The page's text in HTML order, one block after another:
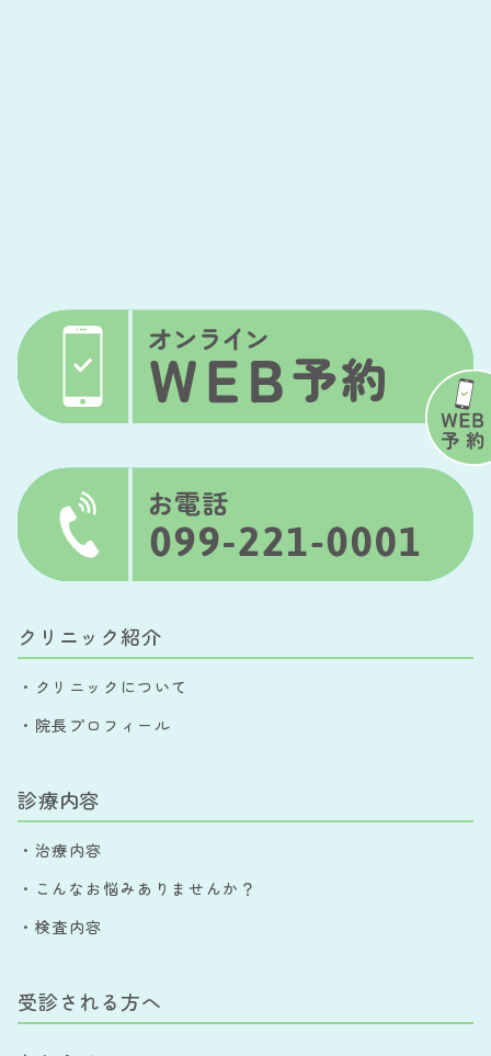
クリニック紹介
・クリニックについて
・院長プロフィール
診療内容
・治療内容
・こんなお悩みありませんか？
・検査内容
受診される方へ